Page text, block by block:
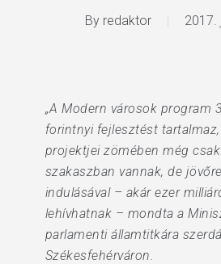
By redaktor 2017.
„A Modern városok program
forintnyi fejlesztést
projektjei zömében még
szakaszban vannak, de
indulásával – akár ezer
lehívhatnak – mondta a
parlamenti államtitkára
Székesfehérváron.